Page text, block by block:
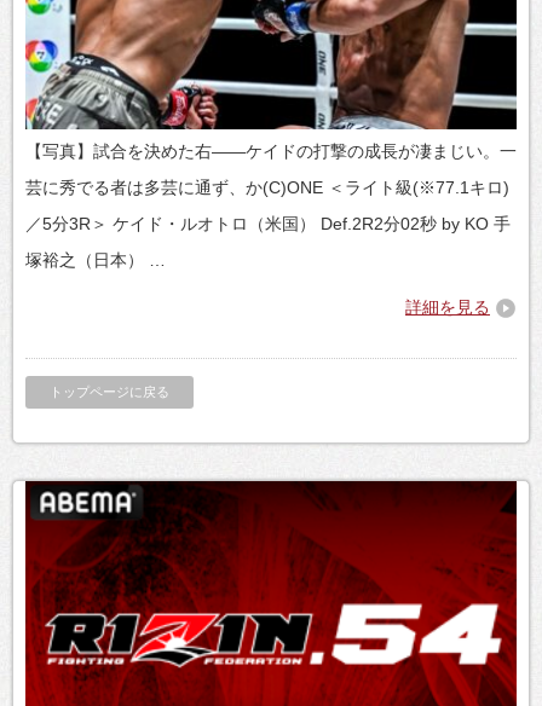
【写真】試合を決めた右——ケイドの打撃の成長が凄まじい。一
芸に秀でる者は多芸に通ず、か(C)ONE ＜ライト級(※77.1キロ)
／5分3R＞ ケイド・ルオトロ（米国） Def.2R2分02秒 by KO 手
塚裕之（日本） …
詳細を見る
トップページに戻る